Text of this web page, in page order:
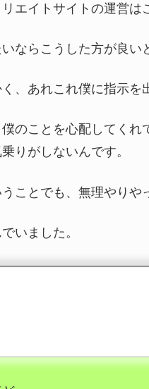
エイトサイトの運営は
ならこうした方が良い
、あれこれ僕に指示を
僕のことを心配してく
りがしないんです。
ことでも、無理やりや
いました。